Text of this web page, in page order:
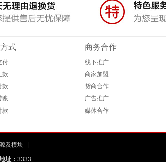
式
付
款
款
账
款
商务合作
线下推广
商家加盟
货商合作
广告推广
媒体合作
及模块
址： 3333